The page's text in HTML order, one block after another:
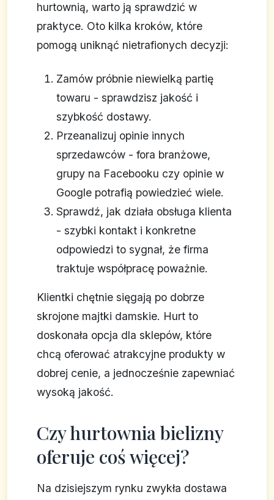
hurtownią, warto ją sprawdzić w
praktyce. Oto kilka kroków, które
pomogą uniknąć nietrafionych decyzji:
Zamów próbnie niewielką partię
towaru - sprawdzisz jakość i
szybkość dostawy.
Przeanalizuj opinie innych
sprzedawców - fora branżowe,
grupy na Facebooku czy opinie w
Google potrafią powiedzieć wiele.
Sprawdź, jak działa obsługa klienta
- szybki kontakt i konkretne
odpowiedzi to sygnał, że firma
traktuje współpracę poważnie.
Klientki chętnie sięgają po dobrze
skrojone majtki damskie. Hurt to
doskonała opcja dla sklepów, które
chcą oferować atrakcyjne produkty w
dobrej cenie, a jednocześnie zapewniać
wysoką jakość.
Czy hurtownia bielizny
oferuje coś więcej?
Na dzisiejszym rynku zwykła dostawa